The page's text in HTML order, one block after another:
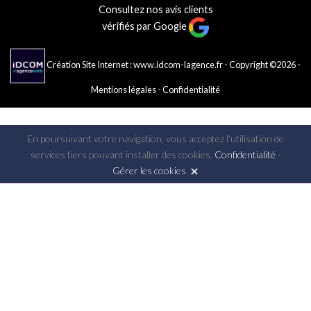
Consultez nos avis clients
vérifiés par Google
Création Site Internet : www.idcom-lagence.fr- Copyright ©2026 -
Mentions légales-Confidentialité
En poursuivant votre navigation, vous acceptez l'utilisation de
services tiers pouvant installer des cookies. Confidentialité -
Gérer les cookies